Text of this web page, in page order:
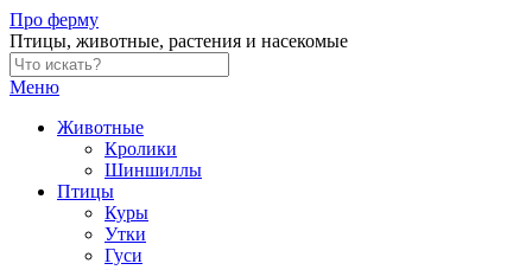
Skip
to
content
Про ферму
Птицы, животные, растения и насекомые
Меню
Животные
Кролики
Шиншиллы
Птицы
Куры
Утки
Гуси